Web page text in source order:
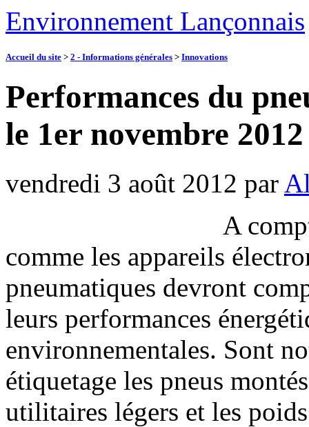
Environnement Lançonnais
Accueil du site > 2 - Informations générales > Innovations
Performances du
le 1er novembre 2012
vendredi 3 août 2012 par
A
comme les appareils
pneumatiques devront
leurs performances
environnementales. Sont
étiquetage les pneus
utilitaires légers et les